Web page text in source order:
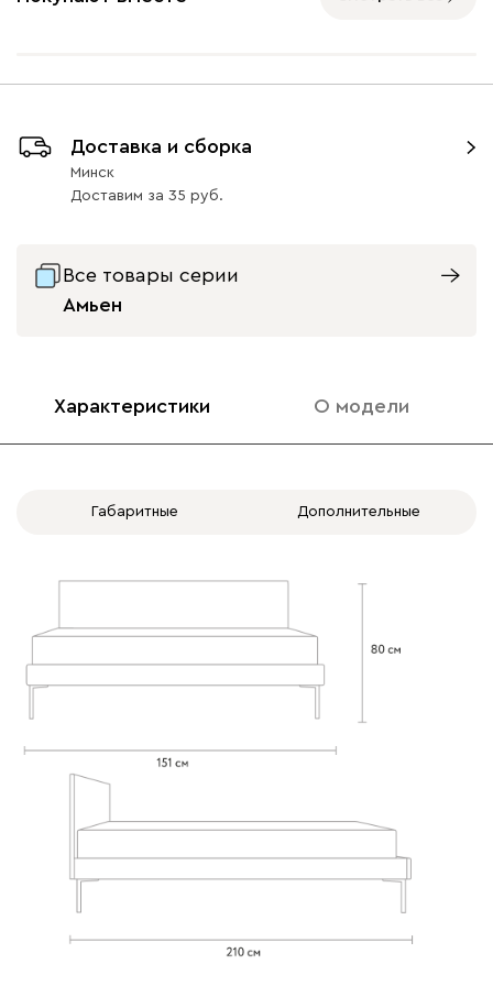
Айвори (Ivory)
Горчичный
Дымчатый
Минт
Онли 1511
Доставка и сборка
Минск
Доставим за 35
Все товары серии
Амьен
Характеристики О модели
Габаритные Дополнительные